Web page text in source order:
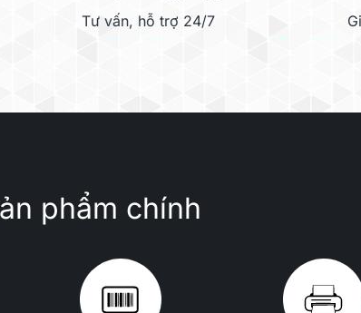
Tư vấn, hỗ trợ 24/7
phẩm chính